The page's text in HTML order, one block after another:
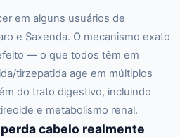
em alguns usuários de
e Saxenda. O mecanismo exato
— o que todos têm em
tirzepatida age em múltiplos
do trato digestivo, incluindo
e metabolismo renal.
cabelo realmente